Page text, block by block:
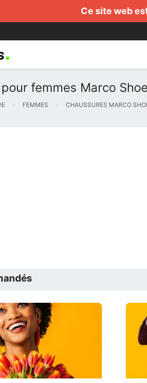
Ce site web
femmes Marco
FEMMES CHAUSSURES MARCO